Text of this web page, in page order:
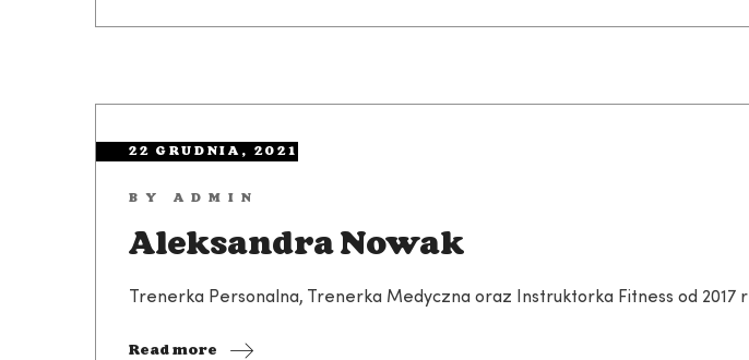
22 GRUDNIA, 2021
BY ADMIN
Aleksandra Nowak
Trenerka Personalna, Trenerka Medyczna oraz Instruktorka Fitness od 2017 r
Read more